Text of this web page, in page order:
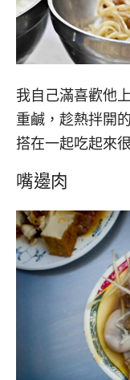
我自己滿喜歡他
重鹹，趁熱拌開
搭在一起吃起來
嘴邊肉